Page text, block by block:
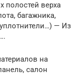
полостей верха
багажника,
— Из
на
салон